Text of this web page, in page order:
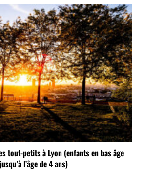
tout-petits à Lyon (enfants en bas âge
jusqu’à l’âge de 4 ans)